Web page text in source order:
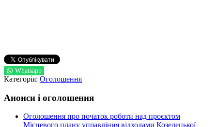
Whatsapp
Категорія: Оголошення
Анонси і оголошення
Оголошення про початок роботи над проєктом
Місцевого плану управління відходами Козелецької